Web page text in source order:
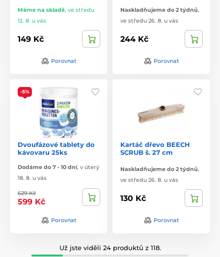
Máme na skladě, ve středu
12. 8. u vás
149 Kč
Porovnat
Naskladňujeme do 2 týdnů,
ve středu 26. 8. u vás
244 Kč
Porovnat
-5%
Dvoufázové tablety do
kávovaru 25ks
Dodáme do 7 - 10 dní, v úterý
18. 8. u vás
629 Kč
599 Kč
Porovnat
Kartáč dřevo BEECH
SCRUB š. 27 cm
Naskladňujeme do 2 týdnů,
ve středu 26. 8. u vás
130 Kč
Porovnat
Už jste viděli 24 produktů z 118.